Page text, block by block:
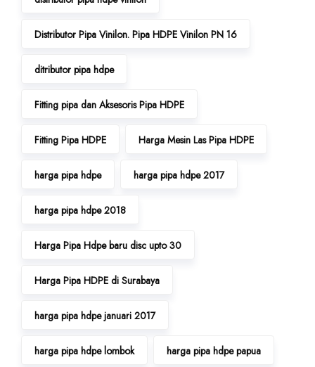
Distributor Pipa Vinilon. Pipa HDPE Vinilon PN 16
ditributor pipa hdpe
Fitting pipa dan Aksesoris Pipa HDPE
Fitting Pipa HDPE Harga Mesin Las Pipa HDPE
harga pipa hdpe harga pipa hdpe 2017
harga pipa hdpe 2018
Harga Pipa Hdpe baru disc upto 30
Harga Pipa HDPE di Surabaya
harga pipa hdpe januari 2017
harga pipa hdpe lombok harga pipa hdpe papua